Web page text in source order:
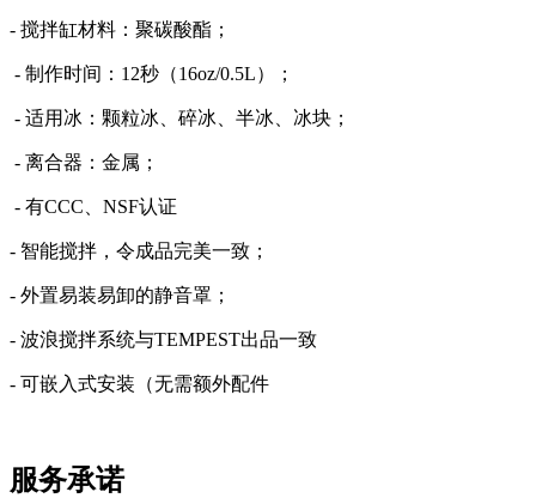
- 搅拌缸材料：聚碳酸酯；
- 制作时间：12秒（16oz/0.5L）；
- 适用冰：颗粒冰、碎冰、半冰、冰块；
- 离合器：金属；
- 有CCC、NSF认证
- 智能搅拌，令成品完美一致；
- 外置易装易卸的静音罩；
- 波浪搅拌系统与TEMPEST出品一致
- 可嵌入式安装（无需额外配件
服务承诺